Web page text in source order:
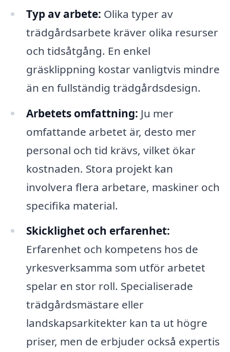
Typ av arbete: Olika typer av
trädgårdsarbete kräver olika resurser
och tidsåtgång. En enkel
gräsklippning kostar vanligtvis mindre
än en fullständig trädgårdsdesign.
Arbetets omfattning: Ju mer
omfattande arbetet är, desto mer
personal och tid krävs, vilket ökar
kostnaden. Stora projekt kan
involvera flera arbetare, maskiner och
specifika material.
Skicklighet och erfarenhet:
Erfarenhet och kompetens hos de
yrkesverksamma som utför arbetet
spelar en stor roll. Specialiserade
trädgårdsmästare eller
landskapsarkitekter kan ta ut högre
priser, men de erbjuder också expertis